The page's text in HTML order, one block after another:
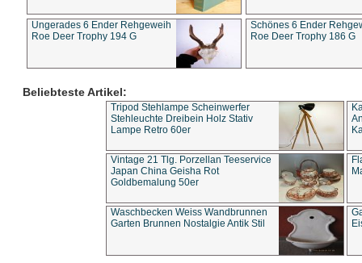
Ungerades 6 Ender Rehgeweih
Roe Deer Trophy 194 G
Schönes 6 Ender
Roe Deer Trophy 186 G
Beliebteste Artikel:
Tripod Stehlampe Scheinwerfer
Stehleuchte Dreibein Holz Stativ
Lampe Retro 60er
Vintage 21 Tlg. Porzellan Teeservice
Japan China Geisha Rot
Goldbemalung 50er
Waschbecken Weiss Wandbrunnen
Garten Brunnen Nostalgie Antik Stil